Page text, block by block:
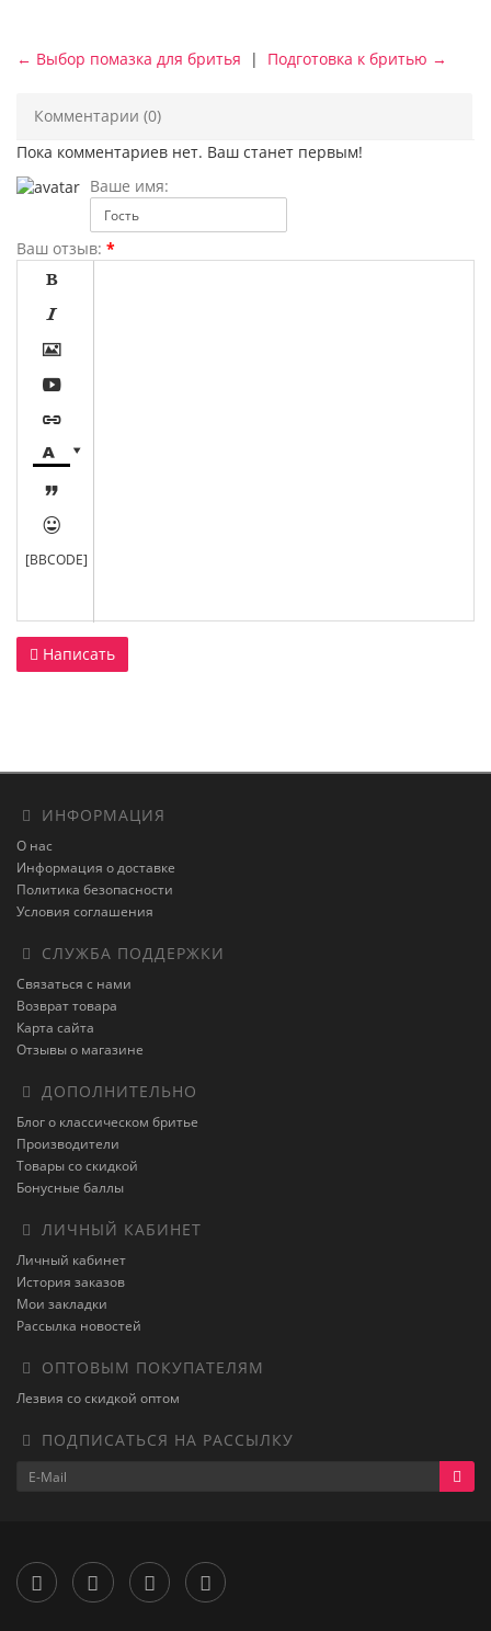
← Выбор помазка для бритья | Подготовка к бритью →
Комментарии (0)
Пока комментариев нет. Ваш станет первым!
Ваше имя:
Ваш отзыв: *









[BBCODE]
Написать
ИНФОРМАЦИЯ
О нас
Информация о доставке
Политика безопасности
Условия соглашения
СЛУЖБА ПОДДЕРЖКИ
Связаться с нами
Возврат товара
Карта сайта
Отзывы о магазине
ДОПОЛНИТЕЛЬНО
Блог о классическом бритье
Производители
Товары со скидкой
Бонусные баллы
ЛИЧНЫЙ КАБИНЕТ
Личный кабинет
История заказов
Мои закладки
Рассылка новостей
ОПТОВЫМ ПОКУПАТЕЛЯМ
Лезвия со скидкой оптом
ПОДПИСАТЬСЯ НА РАССЫЛКУ